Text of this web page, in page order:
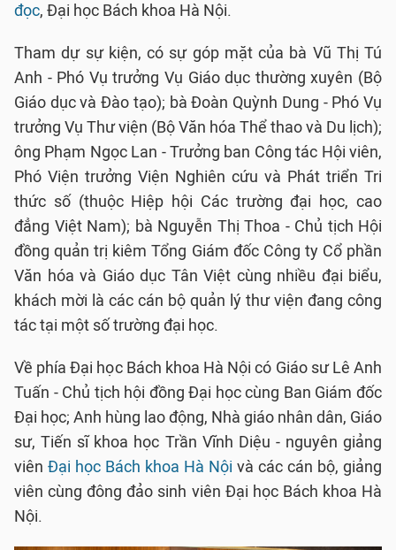
đọc, Đại học Bách khoa Hà Nội.
Tham dự sự kiện, có sự góp mặt của bà Vũ Thị Tú
Anh - Phó Vụ trưởng Vụ Giáo dục thường xuyên (Bộ
Giáo dục và Đào tạo); bà Đoàn Quỳnh Dung - Phó Vụ
trưởng Vụ Thư viện (Bộ Văn hóa Thể thao và Du lịch);
ông Phạm Ngọc Lan - Trưởng ban Công tác Hội viên,
Phó Viện trưởng Viện Nghiên cứu và Phát triển Tri
thức số (thuộc Hiệp hội Các trường đại học, cao
đẳng Việt Nam); bà Nguyễn Thị Thoa - Chủ tịch Hội
đồng quản trị kiêm Tổng Giám đốc Công ty Cổ phần
Văn hóa và Giáo dục Tân Việt cùng nhiều đại biểu,
khách mời là các cán bộ quản lý thư viện đang công
tác tại một số trường đại học.
Về phía Đại học Bách khoa Hà Nội có Giáo sư Lê Anh
Tuấn - Chủ tịch hội đồng Đại học cùng Ban Giám đốc
Đại học; Anh hùng lao động, Nhà giáo nhân dân, Giáo
sư, Tiến sĩ khoa học Trần Vĩnh Diệu - nguyên giảng
viên Đại học Bách khoa Hà Nội và các cán bộ, giảng
viên cùng đông đảo sinh viên Đại học Bách khoa Hà
Nội.